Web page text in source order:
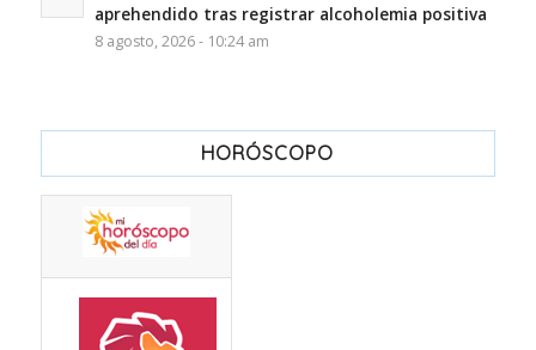
aprehendido tras registrar alcoholemia positiva
8 agosto, 2026 - 10:24 am
HORÓSCOPO